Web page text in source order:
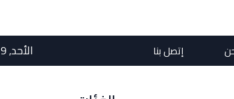
إتصل بنا الأحد, 9 أغسطس 2026